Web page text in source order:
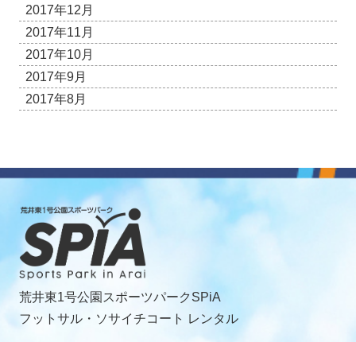
2017年12月
2017年11月
2017年10月
2017年9月
2017年8月
荒井東1号公園スポーツパークSPiA
フットサル・ソサイチコート レンタル